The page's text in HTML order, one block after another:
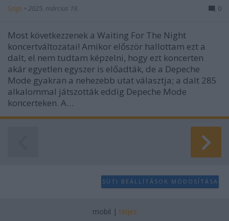
Szigi. • 2025. március 19. 0
Most következzenek a Waiting For The Night
koncertváltozatai! Amikor először hallottam ezt a
dalt, el nem tudtam képzelni, hogy ezt koncerten
akár egyetlen egyszer is előadták, de a Depeche
Mode gyakran a nehezebb utat választja; a dalt 285
alkalommal játszották eddig Depeche Mode
koncerteken. A…
SÜTI BEÁLLÍTÁSOK MÓDOSÍTÁSA
mobil | teljes